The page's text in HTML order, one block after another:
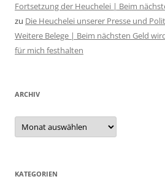
Fortsetzung der Heuchelei | Beim
zu Die Heuchelei unserer Presse und
Weitere Belege | Beim nächsten Geld
für mich festhalten
ARCHIV
Archiv
KATEGORIEN